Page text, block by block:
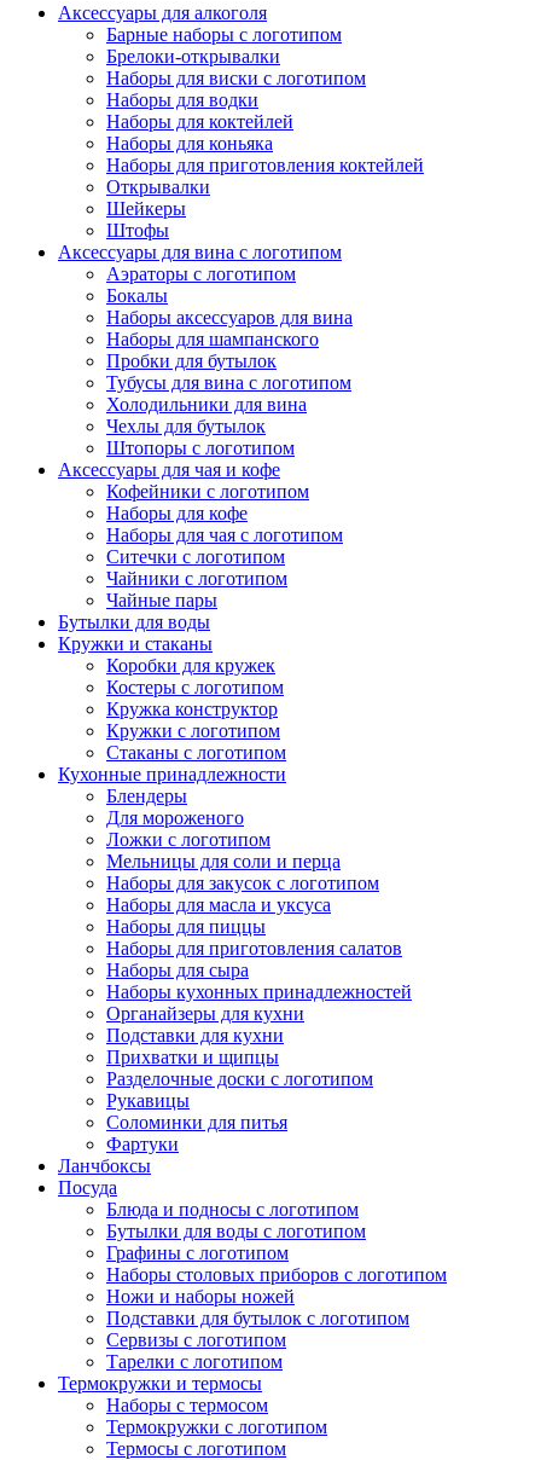
Аксессуары для алкоголя
Барные наборы с логотипом
Брелоки-открывалки
Наборы для виски с логотипом
Наборы для водки
Наборы для коктейлей
Наборы для коньяка
Наборы для приготовления коктейлей
Открывалки
Шейкеры
Штофы
Аксессуары для вина с логотипом
Аэраторы с логотипом
Бокалы
Наборы аксессуаров для вина
Наборы для шампанского
Пробки для бутылок
Тубусы для вина с логотипом
Холодильники для вина
Чехлы для бутылок
Штопоры с логотипом
Аксессуары для чая и кофе
Кофейники с логотипом
Наборы для кофе
Наборы для чая с логотипом
Ситечки с логотипом
Чайники с логотипом
Чайные пары
Бутылки для воды
Кружки и стаканы
Коробки для кружек
Костеры с логотипом
Кружка конструктор
Кружки с логотипом
Стаканы с логотипом
Кухонные принадлежности
Блендеры
Для мороженого
Ложки с логотипом
Мельницы для соли и перца
Наборы для закусок с логотипом
Наборы для масла и уксуса
Наборы для пиццы
Наборы для приготовления салатов
Наборы для сыра
Наборы кухонных принадлежностей
Органайзеры для кухни
Подставки для кухни
Прихватки и щипцы
Разделочные доски с логотипом
Рукавицы
Соломинки для питья
Фартуки
Ланчбоксы
Посуда
Блюда и подносы с логотипом
Бутылки для воды с логотипом
Графины с логотипом
Наборы столовых приборов с логотипом
Ножи и наборы ножей
Подставки для бутылок с логотипом
Сервизы с логотипом
Тарелки с логотипом
Термокружки и термосы
Наборы с термосом
Термокружки с логотипом
Термосы с логотипом